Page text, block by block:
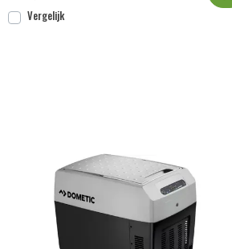
Vergelijk